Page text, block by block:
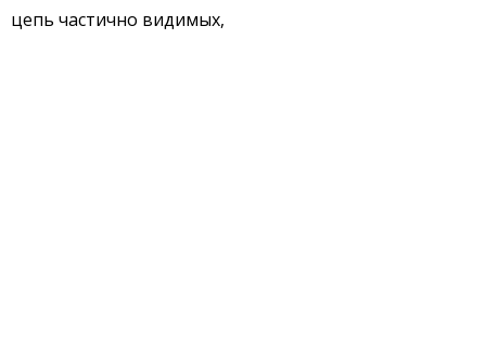
цепь частично видимых,